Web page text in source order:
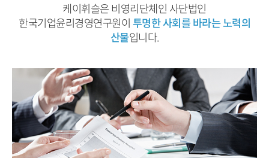
케이휘슬은 비영리단체인 사단법인
한국기업윤리경영연구원이투명한 사회를 바라는 노력의
산물입니다.